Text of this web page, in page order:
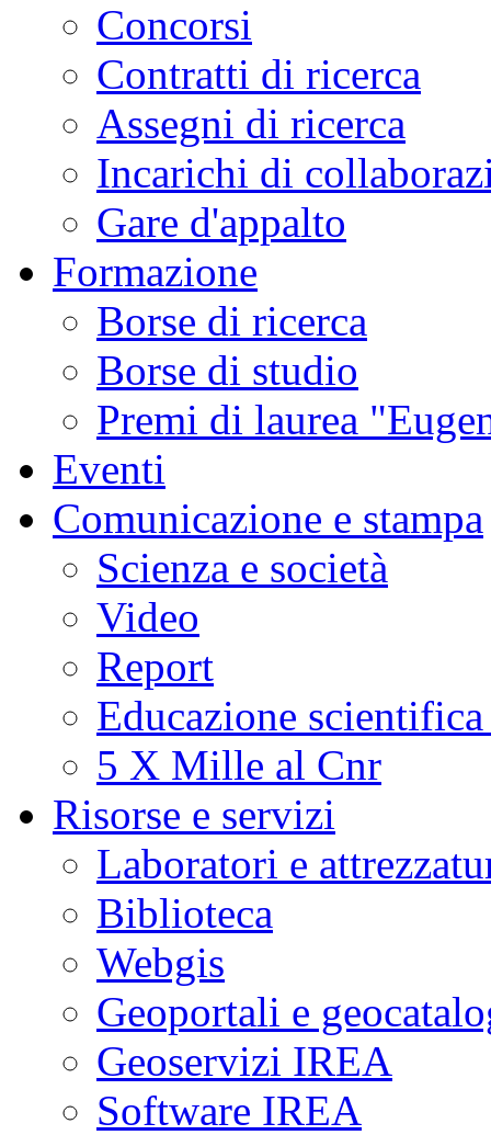
Concorsi
Contratti di ricerca
Assegni di ricerca
Incarichi di
Gare d'appalto
Formazione
Borse di ricerca
Borse di studio
Premi di laurea
Eventi
Comunicazione e stampa
Scienza e società
Video
Report
Educazione
5 X Mille al Cnr
Risorse e servizi
Laboratori e
Biblioteca
Webgis
Geoportali e
Geoservizi IREA
Software IREA